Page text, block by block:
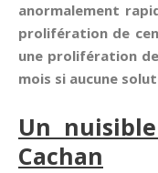
anormalement
prolifération de
une prolifération
mois si aucune
Un
Cachan